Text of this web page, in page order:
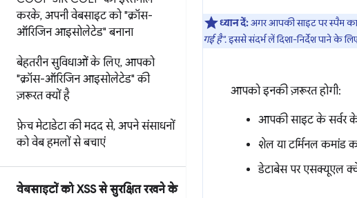
करके, अपनी वेबसाइट को "क्रॉस-
ऑरिजिन आइसोलेटेड" बनाना
बेहतरीन सुविधाओं के लिए, आपको
"क्रॉस-ऑरिजिन आइसोलेटेड" की
ज़रूरत क्यों है
फ़ेच मेटाडेटा की मदद से, अपने संसाधनों
को वेब हमलों से बचाएं
वेबसाइटों को XSS से सुरक्षित रखने के
ध्यान दें:अगर आपकी साइट पर स्पैम
गई है". इससे संदर्भ लें दिशा-निर्देश पाने के
आपको इनकी ज़रूरत होगी:
आपकी साइट के सर्वर
शेल या टर्मिनल कमांड
डेटाबेस पर एसक्यूएल